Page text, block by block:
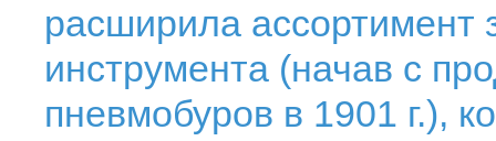
расширила ассортимент
инструмента (начав с
пневмобуров в 1901 г.),